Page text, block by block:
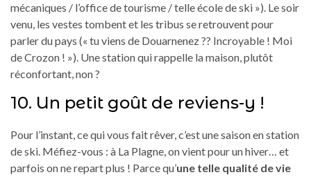
mécaniques / l’office de tourisme / telle école de ski »). Le soir
venu, les vestes tombent et les tribus se retrouvent pour
parler du pays (« tu viens de Douarnenez ?? Incroyable ! Moi
de Crozon ! »). Une station qui rappelle la maison, plutôt
réconfortant, non ?
10. Un petit goût de reviens-y !
Pour l’instant, ce qui vous fait rêver, c’est une saison en station
de ski. Méfiez-vous : à La Plagne, on vient pour un hiver… et
parfois on ne repart plus ! Parce qu’une telle qualité de vie